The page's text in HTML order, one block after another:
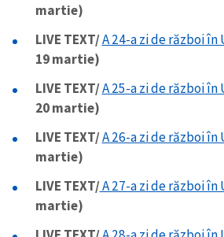
martie)
LIVE TEXT/A 24-a zi de război în
19 martie)
LIVE TEXT/A 25-a zi de război în
20 martie)
LIVE TEXT/A 26-a zi de război în
martie)
LIVE TEXT/A 27-a zi de război în
martie)
ȘTIREA MEA
Titlu știre+ Adaugă titlu
Fotografie
+ Încarcă imagine
Link media+ Link media
Mesajul știrei